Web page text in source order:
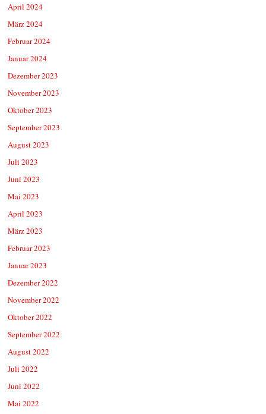
April 2024
März 2024
Februar 2024
Januar 2024
Dezember 2023
November 2023
Oktober 2023
September 2023
August 2023
Juli 2023
Juni 2023
Mai 2023
April 2023
März 2023
Februar 2023
Januar 2023
Dezember 2022
November 2022
Oktober 2022
September 2022
August 2022
Juli 2022
Juni 2022
Mai 2022